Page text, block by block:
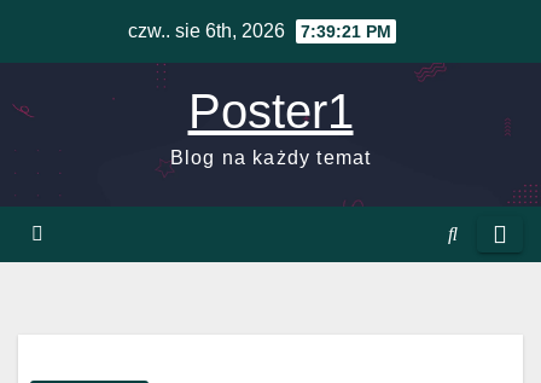
czw.. sie 6th, 2026 7:39:22 PM
Poster1
Blog na każdy temat